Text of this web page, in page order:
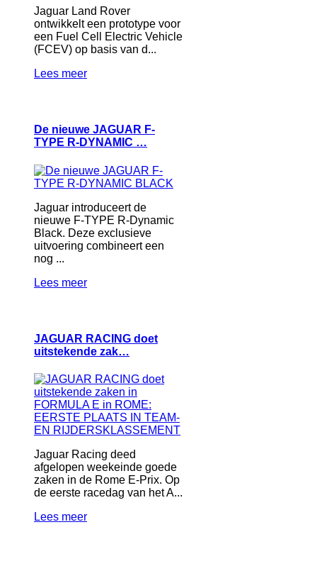
Jaguar Land Rover
ontwikkelt een prototype voor
een Fuel Cell Electric Vehicle
(FCEV) op basis van d...
Lees meer
De nieuwe JAGUAR F-
TYPE R-DYNAMIC …
Jaguar introduceert de
nieuwe F-TYPE R-Dynamic
Black. Deze exclusieve
uitvoering combineert een
nog ...
Lees meer
JAGUAR RACING doet
uitstekende zak…
Jaguar Racing deed
afgelopen weekeinde goede
zaken in de Rome E-Prix. Op
de eerste racedag van het A...
Lees meer